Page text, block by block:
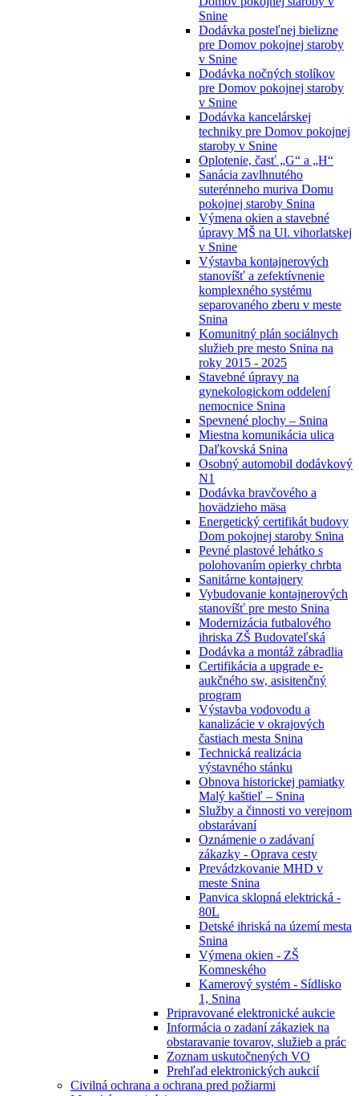
Snine
Dodávka posteľnej bielizne
pre Domov pokojnej staroby
v Snine
Dodávka nočných stolíkov
pre Domov pokojnej staroby
v Snine
Dodávka kancelárskej
techniky pre Domov pokojnej
staroby v Snine
Oplotenie, časť „G“ a „H“
Sanácia zavlhnutého
suterénneho muriva Domu
pokojnej staroby Snina
Výmena okien a stavebné
úpravy MŠ na Ul. vihorlatskej
v Snine
Výstavba kontajnerových
stanovíšť a zefektívnenie
komplexného systému
separovaného zberu v meste
Snina
Komunitný plán sociálnych
služieb pre mesto Snina na
roky 2015 - 2025
Stavebné úpravy na
gynekologickom oddelení
nemocnice Snina
Spevnené plochy – Snina
Miestna komunikácia ulica
Daľkovská Snina
Osobný automobil dodávkový
N1
Dodávka bravčového a
hovädzieho mäsa
Energetický certifikát budovy
Dom pokojnej staroby Snina
Pevné plastové lehátko s
polohovaním opierky chrbta
Sanitárne kontajnery
Vybudovanie kontajnerových
stanovíšť pre mesto Snina
Modernizácia futbalového
ihriska ZŠ Budovateľská
Dodávka a montáž zábradlia
Certifikácia a upgrade e-
aukčného sw, asisitenčný
program
Výstavba vodovodu a
kanalizácie v okrajových
častiach mesta Snina
Technická realizácia
výstavného stánku
Obnova historickej pamiatky
Malý kaštieľ – Snina
Služby a činnosti vo verejnom
obstarávaní
Oznámenie o zadávaní
zákazky - Oprava cesty
Prevádzkovanie MHD v
meste Snina
Panvica sklopná elektrická -
80L
Detské ihriská na území mesta
Snina
Výmena okien - ZŠ
Komneského
Kamerový systém - Sídlisko
1, Snina
Pripravované elektronické aukcie
Informácia o zadaní zákaziek na
obstaravanie tovarov, služieb a prác
Zoznam uskutočnených VO
Prehľad elektronických aukcií
Civilná ochrana a ochrana pred požiarmi